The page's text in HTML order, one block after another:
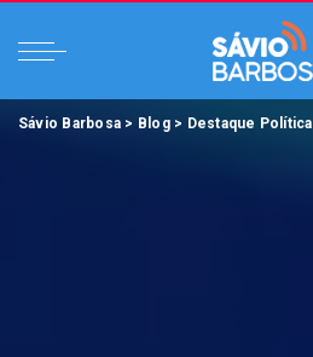
Sávio Barbosa > Blog> Destaque Política